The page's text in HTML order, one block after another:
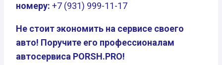
номеру: +7 (931) 999-11-17
Не стоит экономить на сервисе своего
авто! Поручите его профессионалам
автосервиса PORSH.PRO!